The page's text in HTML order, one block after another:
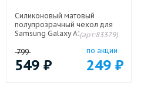
Силиконовый матовый
полупрозрачный чехол для
Samsung Galaxy A17, A18, A26,
(арт:83379)
799
549 ₽
по акции
249 ₽